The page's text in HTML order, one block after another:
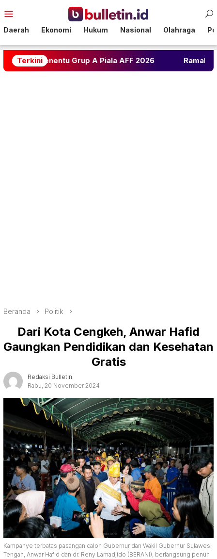
ke
Mobile
Daerah Ekonomi Hukum Nasional Olahraga
Terkini
Grup A Piala AFF 2026 Ramalan Asmara 12
Beranda Politik
Dari Kota Cengkeh, Anwar Hafid
Gaungkan Pendidikan dan Kesehatan
Gratis
Redaksi Bulletin
Rabu, 20 November 2024
Kampanye terbatas pasangan calon Gubernur dan Wakil Gubernur Sulawesi
Tengah, Anwar Hafid dan dr. Reny Lamadjido (BERANI), berlangsung penuh